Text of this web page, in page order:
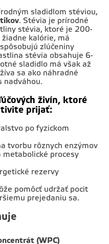
sladidlom stéviou,
. Stévia je prírodné
stévia, ktoré je 200-
kalórie, má
zlúčeniny
stévia obsahuje 6-
sladidlo má však až
sa ako náhradné
nadváhou.
živín, ktoré
prijať:
po fyzickom
tvorbu rôznych enzýmov
metabolické procesy
rezervy
pomôcť udržať pocit
prejedaniu sa.
(WPC)